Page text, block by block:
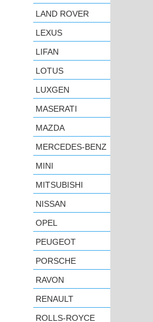
LAND ROVER
LEXUS
LIFAN
LOTUS
LUXGEN
MASERATI
MAZDA
MERCEDES-BENZ
MINI
MITSUBISHI
NISSAN
OPEL
PEUGEOT
PORSCHE
RAVON
RENAULT
ROLLS-ROYCE